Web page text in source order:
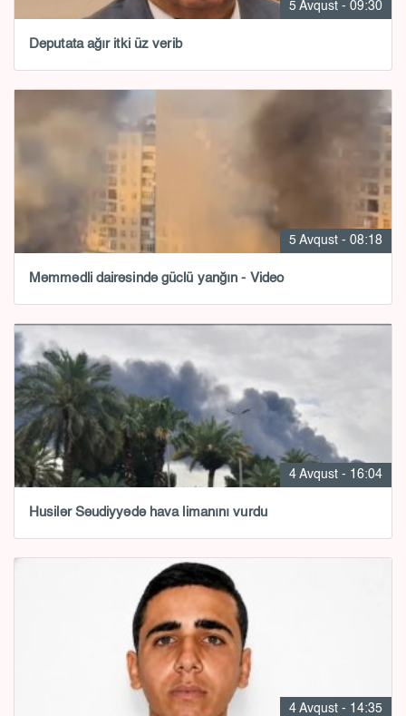
5 Avqust - 09:30
Deputata ağır itki üz verib
5 Avqust - 08:18
Məmmədli dairəsində güclü yanğın - Video
4 Avqust - 16:04
Husilər Səudiyyədə hava limanını vurdu
4 Avqust - 14:35